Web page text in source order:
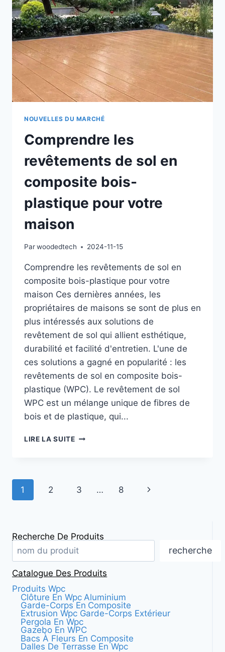
COMPOSITE
?
COMPRENDRE
LES
REVÊTEMENTS
DE
SOL
EN
COMPOSITE
PLASTIQUE
NOUVELLES DU MARCHÉ
Comprendre les
revêtements de sol en
composite bois-
plastique pour votre
maison
Parwoodedtech 2024-11-15
Comprendre les revêtements de sol en
composite bois-plastique pour votre
maison Ces dernières années, les
propriétaires de maisons se sont de plus en
plus intéressés aux solutions de
revêtement de sol qui allient esthétique,
durabilité et facilité d'entretien. L'une de
ces solutions a gagné en popularité : les
revêtements de sol en composite bois-
plastique (WPC). Le revêtement de sol
WPC est un mélange unique de fibres de
bois et de plastique, qui...
LIRE LA SUITECOMPRENDRE
EN
POUR
VOTRE
MAISON
Navigation
les
pages
1 2 3 … 8
Page
Recherche De Produits
recherche
Catalogue Des Produits
Produits Wpc
Clôture En Wpc Aluminium
Garde-Corps En Composite
Extrusion Wpc Garde-Corps Extérieur
Pergola En Wpc
Gazebo En WPC
Bacs À Fleurs En Composite
Dalles De Terrasse En Wpc